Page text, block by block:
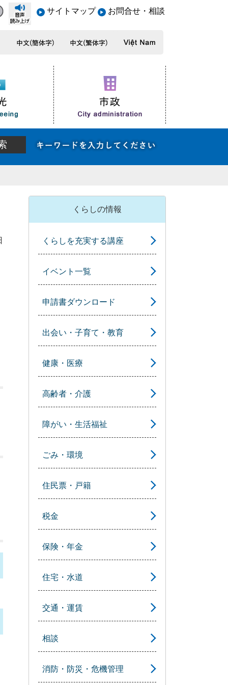
サイトマップ お問合せ・相談
くらしの情報
くらしを充実する講座
イベント一覧
申請書ダウンロード
出会い・子育て・教育
健康・医療
高齢者・介護
障がい・生活福祉
ごみ・環境
住民票・戸籍
税金
保険・年金
住宅・水道
交通・運賃
相談
消防・防災・危機管理